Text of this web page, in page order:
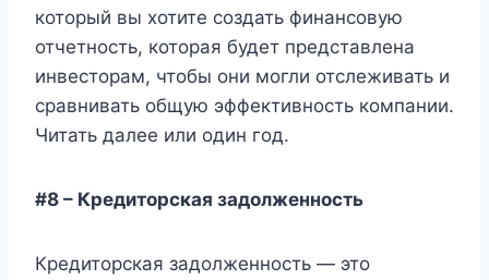
который вы хотите создать финансовую
отчетность, которая будет представлена ​​
инвесторам, чтобы они могли отслеживать и
сравнивать общую эффективность компании.
Читать далее или один год.
#8 – Кредиторская задолженность
Кредиторская задолженность — это